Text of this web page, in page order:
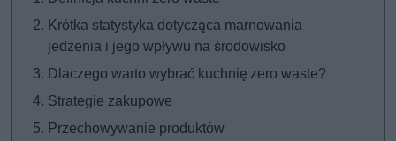
Krótka statystyka dotycząca marnowania
jedzenia i jego wpływu na środowisko
Dlaczego warto wybrać kuchnię zero waste?
Strategie zakupowe
Przechowywanie produktów